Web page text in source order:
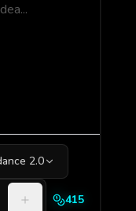
2.0
415